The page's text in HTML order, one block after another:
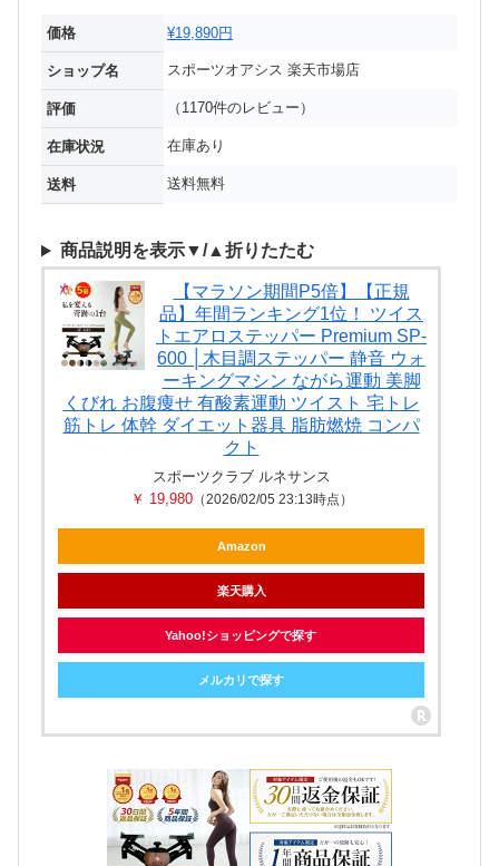
価格 ¥19,890円
ショップ名 スポーツオアシス 楽天市場店
評価 （1170件のレビュー）
在庫状況 在庫あり
送料 送料無料
商品説明を表示▼/▲折りたたむ
【マラソン期間P5倍】【正規
品】年間ランキング1位！ ツイス
トエアロステッパー Premium SP-
600 │木目調ステッパー 静音 ウォ
ーキングマシン ながら運動 美脚
くびれ お腹痩せ 有酸素運動 ツイスト 宅トレ
筋トレ 体幹 ダイエット器具 脂肪燃焼 コンパ
クト
スポーツクラブ ルネサンス
￥ 19,980（2026/02/05 23:13時点）
Amazon
楽天購入
Yahoo!ショッピングで探す
メルカリで探す